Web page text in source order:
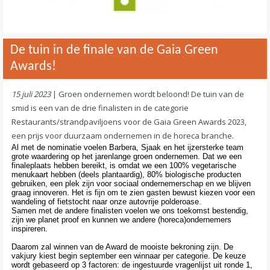
De tuin in de finale van de Gaia Green
Awards!
15 juli 2023| Groen ondernemen wordt beloond! De tuin van de
smid is een van de drie finalisten in de categorie
Restaurants/strandpaviljoens voor de Gaia Green Awards 2023,
een prijs voor duurzaam ondernemen in de horeca branche.
Al met de nominatie voelen Barbera, Sjaak en het ijzersterke team
grote waardering op het jarenlange groen ondernemen. Dat we een
finaleplaats hebben bereikt, is omdat we een 100% vegetarische
menukaart hebben (deels plantaardig), 80% biologische producten
gebruiken, een plek zijn voor sociaal ondernemerschap en we blijven
graag innoveren. Het is fijn om te zien gasten bewust kiezen voor een
wandeling of fietstocht naar onze autovrije polderoase.
Samen met de andere finalisten voelen we ons toekomst bestendig,
zijn we planet proof en kunnen we andere (horeca)ondernemers
inspireren.
Daarom zal winnen van de Award de mooiste bekroning zijn. De
vakjury kiest begin september een winnaar per categorie. De keuze
wordt gebaseerd op 3 factoren: de ingestuurde vragenlijst uit ronde 1,